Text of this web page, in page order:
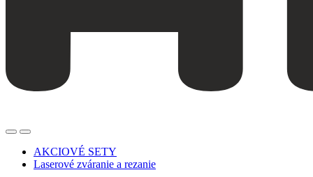
AKCIOVÉ SETY
Laserové zváranie a rezanie